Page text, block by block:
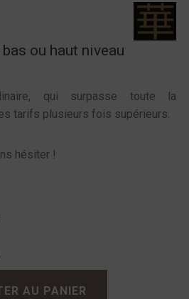
ou haut niveau
qui surpasse toute la
tarifs plusieurs fois supérieurs.
hésiter !
AU PANIER